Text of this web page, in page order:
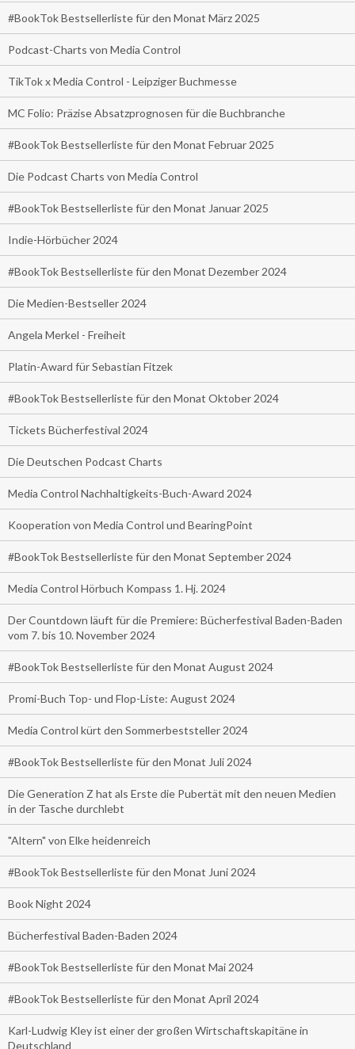
#BookTok Bestsellerliste für den Monat März 2025
Podcast-Charts von Media Control
TikTok x Media Control - Leipziger Buchmesse
MC Folio: Präzise Absatzprognosen für die Buchbranche
#BookTok Bestsellerliste für den Monat Februar 2025
Die Podcast Charts von Media Control
#BookTok Bestsellerliste für den Monat Januar 2025
Indie-Hörbücher 2024
#BookTok Bestsellerliste für den Monat Dezember 2024
Die Medien-Bestseller 2024
Angela Merkel - Freiheit
Platin-Award für Sebastian Fitzek
#BookTok Bestsellerliste für den Monat Oktober 2024
Tickets Bücherfestival 2024
Die Deutschen Podcast Charts
Media Control Nachhaltigkeits-Buch-Award 2024
Kooperation von Media Control und BearingPoint
#BookTok Bestsellerliste für den Monat September 2024
Media Control Hörbuch Kompass 1. Hj. 2024
Der Countdown läuft für die Premiere: Bücherfestival Baden-Baden
vom 7. bis 10. November 2024
#BookTok Bestsellerliste für den Monat August 2024
Promi-Buch Top- und Flop-Liste: August 2024
Media Control kürt den Sommerbeststeller 2024
#BookTok Bestsellerliste für den Monat Juli 2024
Die Generation Z hat als Erste die Pubertät mit den neuen Medien
in der Tasche durchlebt
"Altern" von Elke heidenreich
#BookTok Bestsellerliste für den Monat Juni 2024
Book Night 2024
Bücherfestival Baden-Baden 2024
#BookTok Bestsellerliste für den Monat Mai 2024
#BookTok Bestsellerliste für den Monat April 2024
Karl-Ludwig Kley ist einer der großen Wirtschaftskapitäne in
Deutschland